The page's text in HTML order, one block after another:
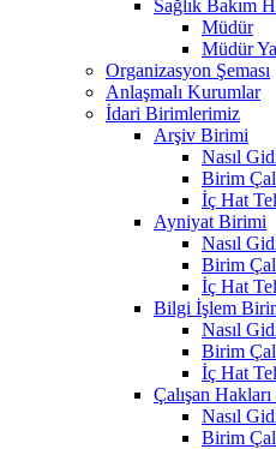
Sağlık Bakım
Müdür
Müdür
Organizasyon Şeması
Anlaşmalı Kurumlar
İdari Birimlerimiz
Arşiv Birimi
Nasıl
Birim
İç Hat
Ayniyat Birimi
Nasıl
Birim
İç Hat
Bilgi İşlem
Nasıl
Birim
İç Hat
Çalışan
Nasıl
Birim